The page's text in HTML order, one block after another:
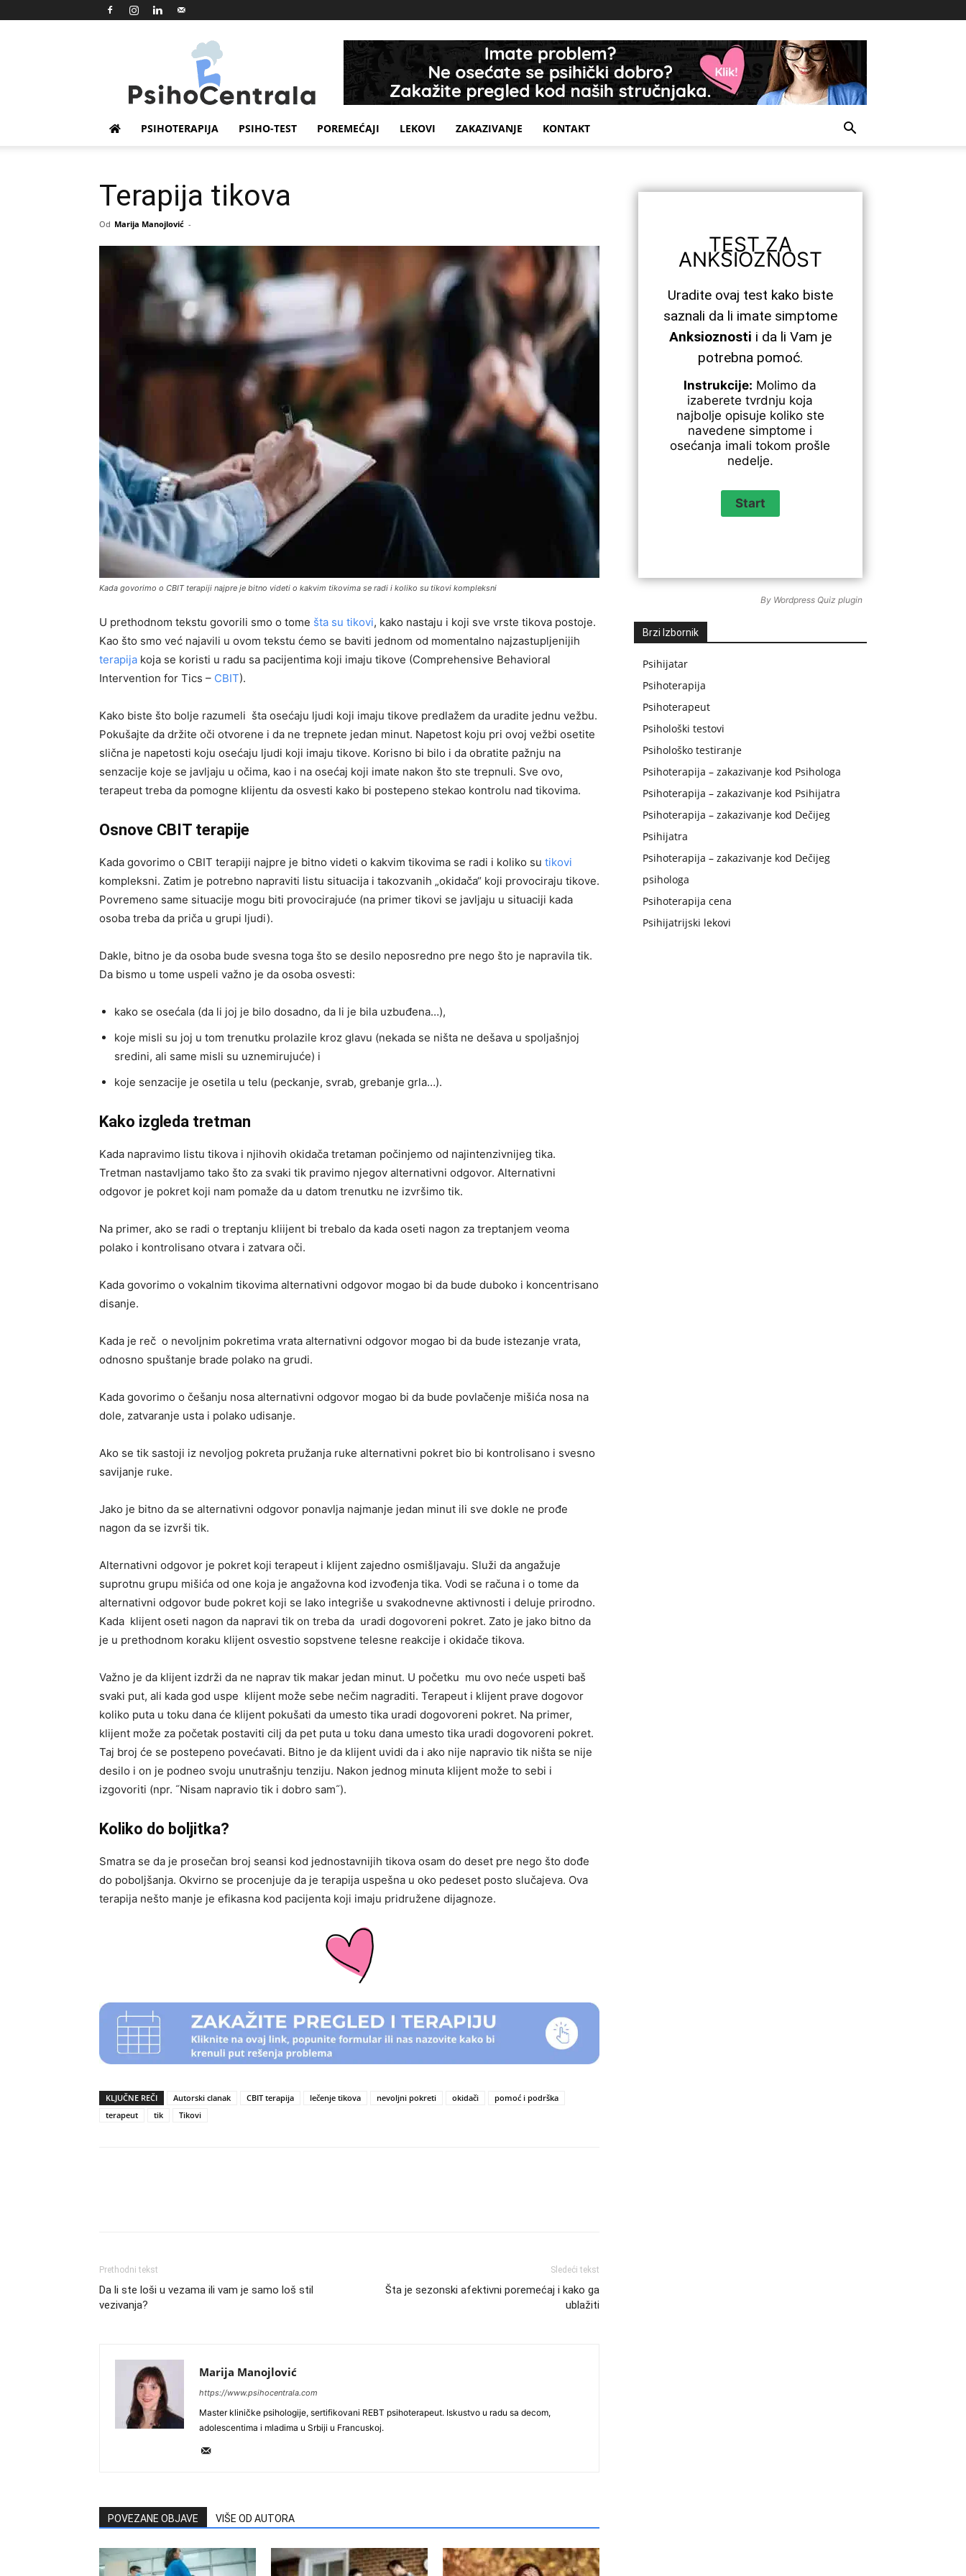
Psihocentrala
PSIHOTERAPIJA PSIHO-TEST POREMEĆAJI LEKOVI ZAKAZIVANJE KONTAKT
Terapija tikova
Od Marija Manojlović -
Kada govorimo o CBIT terapiji najpre je bitno videti o kakvim tikovima se radi i koliko su tikovi kompleksni
U prethodnom tekstu govorili smo o tome šta su tikovi, kako nastaju i koji sve vrste tikova postoje.
Kao što smo već najavili u ovom tekstu ćemo se baviti jednom od momentalno najzastupljenijih
terapija koja se koristi u radu sa pacijentima koji imaju tikove (Comprehensive Behavioral
Intervention for Tics – CBIT).
Kako biste što bolje razumeli šta osećaju ljudi koji imaju tikove predlažem da uradite jednu vežbu.
Pokušajte da držite oči otvorene i da ne trepnete jedan minut. Napetost koju pri ovoj vežbi osetite
slična je napetosti koju osećaju ljudi koji imaju tikove. Korisno bi bilo i da obratite pažnju na
senzacije koje se javljaju u očima, kao i na osećaj koji imate nakon što ste trepnuli. Sve ovo,
terapeut treba da pomogne klijentu da osvesti kako bi postepeno stekao kontrolu nad tikovima.
Osnove CBIT terapije
Kada govorimo o CBIT terapiji najpre je bitno videti o kakvim tikovima se radi i koliko su tikovi
kompleksni. Zatim je potrebno napraviti listu situacija i takozvanih „okidača“ koji provociraju tikove.
Povremeno same situacije mogu biti provocirajuće (na primer tikovi se javljaju u situaciji kada
osoba treba da priča u grupi ljudi).
Dakle, bitno je da osoba bude svesna toga što se desilo neposredno pre nego što je napravila tik.
Da bismo u tome uspeli važno je da osoba osvesti:
kako se osećala (da li joj je bilo dosadno, da li je bila uzbuđena…),
koje misli su joj u tom trenutku prolazile kroz glavu (nekada se ništa ne dešava u spoljašnjoj
sredini, ali same misli su uznemirujuće) i
koje senzacije je osetila u telu (peckanje, svrab, grebanje grla…).
Kako izgleda tretman
Kada napravimo listu tikova i njihovih okidača tretaman počinjemo od najintenzivnijeg tika.
Tretman nastavljamo tako što za svaki tik pravimo njegov alternativni odgovor. Alternativni
odgovor je pokret koji nam pomaže da u datom trenutku ne izvršimo tik.
Na primer, ako se radi o treptanju kliijent bi trebalo da kada oseti nagon za treptanjem veoma
polako i kontrolisano otvara i zatvara oči.
Kada govorimo o vokalnim tikovima alternativni odgovor mogao bi da bude duboko i koncentrisano
disanje.
Kada je reč o nevoljnim pokretima vrata alternativni odgovor mogao bi da bude istezanje vrata,
odnosno spuštanje brade polako na grudi.
Kada govorimo o češanju nosa alternativni odgovor mogao bi da bude povlačenje mišića nosa na
dole, zatvaranje usta i polako udisanje.
Ako se tik sastoji iz nevoljog pokreta pružanja ruke alternativni pokret bio bi kontrolisano i svesno
savijanje ruke.
Jako je bitno da se alternativni odgovor ponavlja najmanje jedan minut ili sve dokle ne prođe
nagon da se izvrši tik.
Alternativni odgovor je pokret koji terapeut i klijent zajedno osmišljavaju. Služi da angažuje
suprotnu grupu mišića od one koja je angažovna kod izvođenja tika. Vodi se računa i o tome da
alternativni odgovor bude pokret koji se lako integriše u svakodnevne aktivnosti i deluje prirodno.
Kada klijent oseti nagon da napravi tik on treba da uradi dogovoreni pokret. Zato je jako bitno da
je u prethodnom koraku klijent osvestio sopstvene telesne reakcije i okidače tikova.
Važno je da klijent izdrži da ne naprav tik makar jedan minut. U početku mu ovo neće uspeti baš
svaki put, ali kada god uspe klijent može sebe nečim nagraditi. Terapeut i klijent prave dogovor
koliko puta u toku dana će klijent pokušati da umesto tika uradi dogovoreni pokret. Na primer,
klijent može za početak postaviti cilj da pet puta u toku dana umesto tika uradi dogovoreni pokret.
Taj broj će se postepeno povećavati. Bitno je da klijent uvidi da i ako nije napravio tik ništa se nije
desilo i on je podneo svoju unutrašnju tenziju. Nakon jednog minuta klijent može to sebi i
izgovoriti (npr. ˝Nisam napravio tik i dobro sam˝).
Koliko do boljitka?
Smatra se da je prosečan broj seansi kod jednostavnijih tikova osam do deset pre nego što dođe
do poboljšanja. Okvirno se procenjuje da je terapija uspešna u oko pedeset posto slučajeva. Ova
terapija nešto manje je efikasna kod pacijenta koji imaju pridružene dijagnoze.
KLJUČNE REČI Autorski clanak CBIT terapija lečenje tikova nevoljni pokreti okidači
pomoć i podrška
terapeut
tik Tikovi
Prethodni tekst
Da li ste loši u vezama ili vam je samo loš stil
vezivanja?
Sledeći tekst
Šta je sezonski afektivni poremećaj i kako ga
ublažiti
Marija Manojlović
https://www.psihocentrala.com
Master kliničke psihologije, sertifikovani REBT psihoterapeut. Iskustvo u radu sa decom,
adolescentima i mladima u Srbiji u Francuskoj.
POVEZANE OBJAVE VIŠE OD AUTORA
TEST ZA
ANKSIOZNOST
Uradite ovaj test kako biste
saznali da li imate simptome
Anksioznosti i da li Vam je
potrebna pomoć.
Instrukcije: Molimo da
izaberete tvrdnju koja
najbolje opisuje koliko ste
navedene simptome i
osećanja imali tokom prošle
nedelje.
By Wordpress Quiz plugin
Brzi Izbornik
Psihijatar
Psihoterapija
Psihoterapeut
Psihološki testovi
Psihološko testiranje
Psihoterapija – zakazivanje kod Psihologa
Psihoterapija – zakazivanje kod Psihijatra
Psihoterapija – zakazivanje kod Dečijeg
Psihijatra
Psihoterapija – zakazivanje kod Dečijeg
psihologa
Psihoterapija cena
Psihijatrijski lekovi